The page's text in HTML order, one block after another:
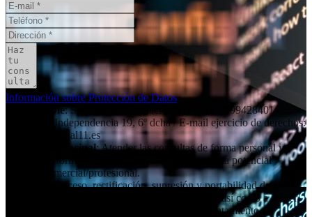
Información sobre Protección de Datos
Responsable: Social11 SL (peritaciones) / C.I.F: B99428401 /
Dirección: Independencia 19, 6º dcha / E-mail ejercicio de derechos:
contacto@social11.es
Finalidad principal: Atender las consultas de forma personal y
remitir la información que nos solicita. Gestionar la potencial
relación comercial/profesional.
: Acceso, rectificación, supresión y portabilidad de tus
datos, de limitación y oposición a su tratamiento, así como a no ser
objeto de decisiones basadas únicamente en el tratamiento